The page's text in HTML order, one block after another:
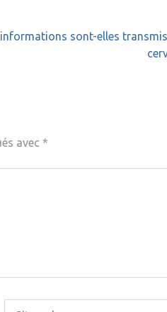
sont-elles
avec *